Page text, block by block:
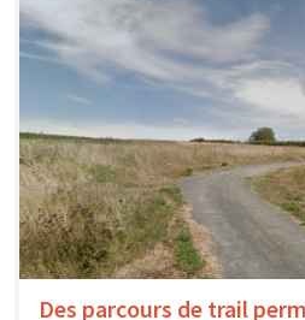
Des parcours de trail